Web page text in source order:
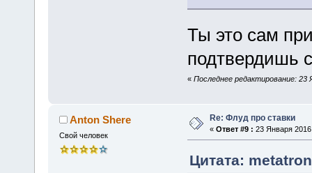
Ты это сам
подтвердишь
« Последнее редактирование: 23
Anton Shere
Свой человек
Re: Флуд про ставки
« Ответ #9 : 23 Января
Цитата: